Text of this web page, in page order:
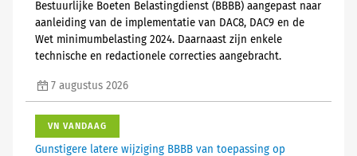
Bestuurlijke Boeten Belastingdienst (BBBB) aangepast naar
aanleiding van de implementatie van DAC8, DAC9 en de
Wet minimumbelasting 2024. Daarnaast zijn enkele
technische en redactionele correcties aangebracht.
7 augustus 2026
VN VANDAAG
Gunstigere latere wijziging BBBB van toepassing op